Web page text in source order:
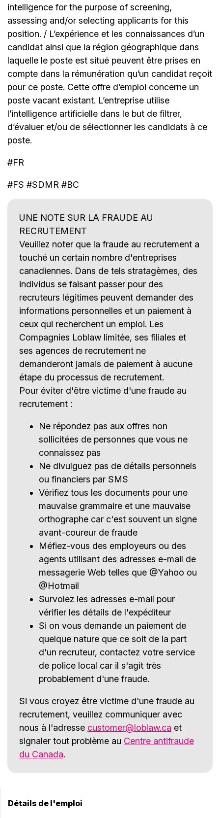
intelligence for the purpose of screening,
assessing and/or selecting applicants for this
position. / L’expérience et les connaissances d’un
candidat ainsi que la région géographique dans
laquelle le poste est situé peuvent être prises en
compte dans la rémunération qu’un candidat reçoit
pour ce poste. Cette offre d’emploi concerne un
poste vacant existant. L’entreprise utilise
l’intelligence artificielle dans le but de filtrer,
d’évaluer et/ou de sélectionner les candidats à ce
poste.
#FR
#FS #SDMR #BC
UNE NOTE SUR LA FRAUDE AU
RECRUTEMENT
Veuillez noter que la fraude au recrutement a
touché un certain nombre d'entreprises
canadiennes. Dans de tels stratagèmes, des
individus se faisant passer pour des
recruteurs légitimes peuvent demander des
informations personnelles et un paiement à
ceux qui recherchent un emploi. Les
Compagnies Loblaw limitée, ses filiales et
ses agences de recrutement ne
demanderont jamais de paiement à aucune
étape du processus de recrutement.
Pour éviter d'être victime d'une fraude au
recrutement :
Ne répondez pas aux offres non
sollicitées de personnes que vous ne
connaissez pas
Ne divulguez pas de détails personnels
ou financiers par SMS
Vérifiez tous les documents pour une
mauvaise grammaire et une mauvaise
orthographe car c'est souvent un signe
avant-coureur de fraude
Méfiez-vous des employeurs ou des
agents utilisant des adresses e-mail de
messagerie Web telles que @Yahoo ou
@Hotmail
Survolez les adresses e-mail pour
vérifier les détails de l'expéditeur
Si on vous demande un paiement de
quelque nature que ce soit de la part
d'un recruteur, contactez votre service
de police local car il s'agit très
probablement d'une fraude.
Si vous croyez être victime d'une fraude au
recrutement, veuillez communiquer avec
nous à l'adresse customer@loblaw.ca et
signaler tout problème au Centre antifraude
du Canada.
Détails de l'emploi